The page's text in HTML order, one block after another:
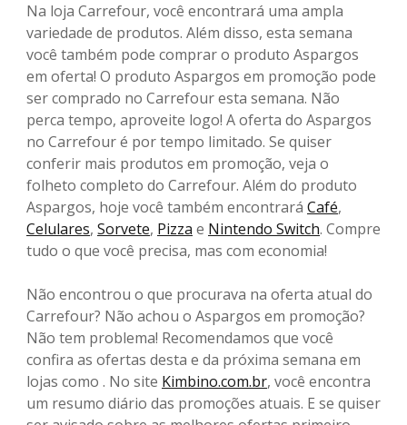
Na loja Carrefour, você encontrará uma ampla
variedade de produtos. Além disso, esta semana
você também pode comprar o produto Aspargos
em oferta! O produto Aspargos em promoção pode
ser comprado no Carrefour esta semana. Não
perca tempo, aproveite logo! A oferta do Aspargos
no Carrefour é por tempo limitado. Se quiser
conferir mais produtos em promoção, veja o
folheto completo do Carrefour. Além do produto
Aspargos, hoje você também encontrará Café,
Celulares, Sorvete, Pizza e Nintendo Switch. Compre
tudo o que você precisa, mas com economia!
Não encontrou o que procurava na oferta atual do
Carrefour? Não achou o Aspargos em promoção?
Não tem problema! Recomendamos que você
confira as ofertas desta e da próxima semana em
lojas como . No site Kimbino.com.br, você encontra
um resumo diário das promoções atuais. E se quiser